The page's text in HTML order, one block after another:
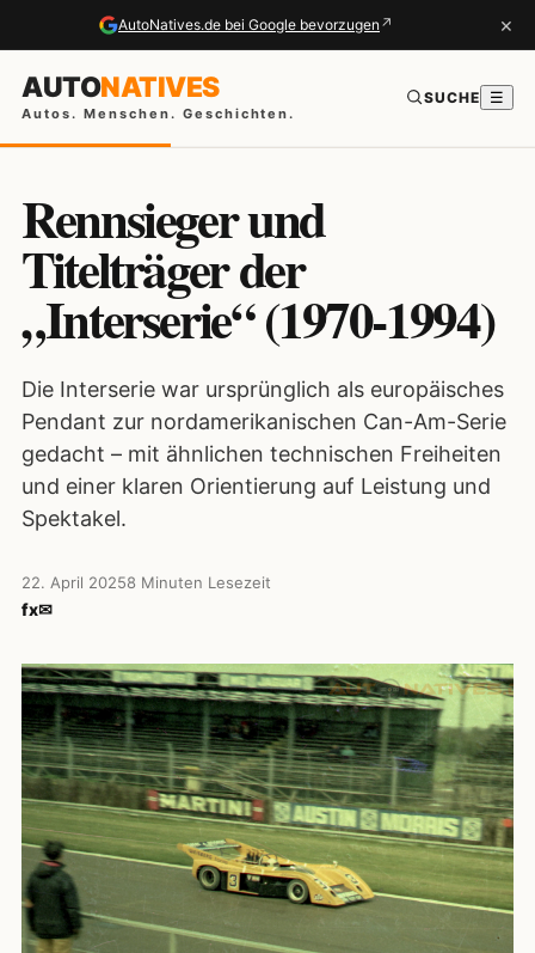
AutoNatives.de bei Google bevorzugen ↗ ×
AUTONATIVES
Autos. Menschen. Geschichten.
SUCHE ☰
Rennsieger und
Titelträger der
„Interserie“ (1970-1994)
Die Interserie war ursprünglich als europäisches
Pendant zur nordamerikanischen Can-Am-Serie
gedacht – mit ähnlichen technischen Freiheiten
und einer klaren Orientierung auf Leistung und
Spektakel.
22. April 20258 Minuten Lesezeit
fx✉